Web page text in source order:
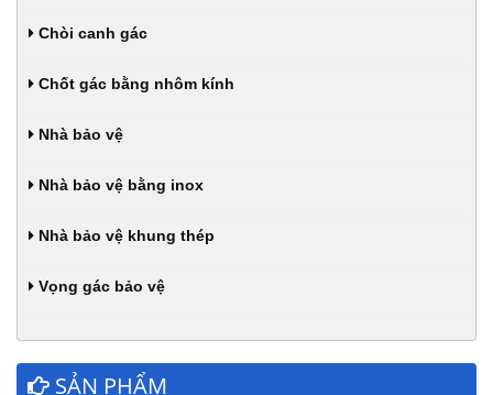
Chòi canh gác
Chốt gác bằng nhôm kính
Nhà bảo vệ
Nhà bảo vệ bằng inox
Nhà bảo vệ khung thép
Vọng gác bảo vệ
SẢN PHẨM